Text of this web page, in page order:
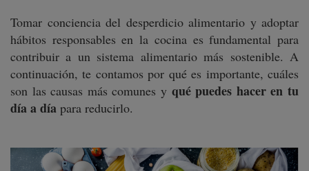
Tomar conciencia del desperdicio alimentario y adoptar
hábitos responsables en la cocina es fundamental para
contribuir a un sistema alimentario más sostenible. A
continuación, te contamos por qué es importante, cuáles
son las causas más comunes y qué puedes hacer en tu
día a día para reducirlo.